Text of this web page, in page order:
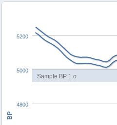
Sample BP 1 σ
BP
4800
5000
5200